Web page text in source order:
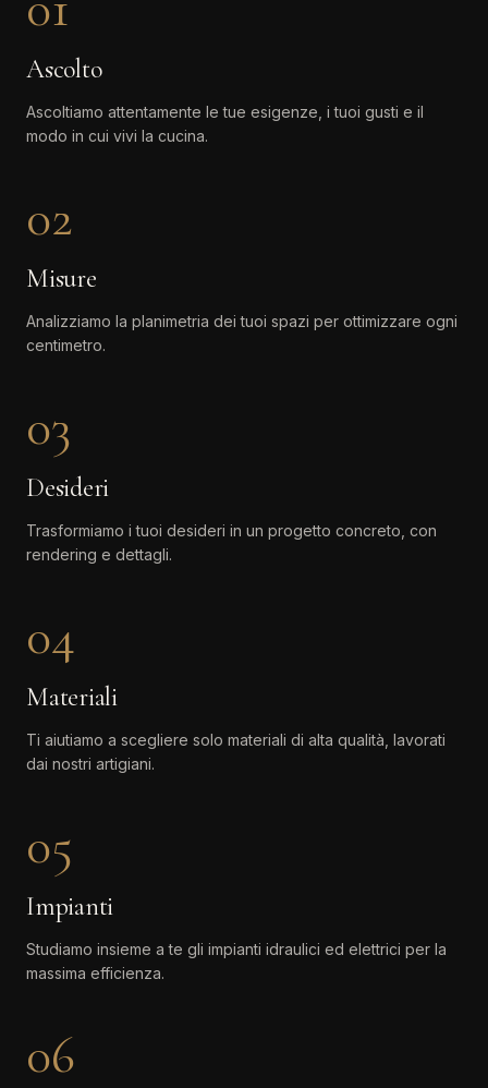
Ascolto
Ascoltiamo attentamente le tue esigenze, i tuoi gusti e il
modo in cui vivi la cucina.
02
Misure
Analizziamo la planimetria dei tuoi spazi per ottimizzare ogni
centimetro.
03
Desideri
Trasformiamo i tuoi desideri in un progetto concreto, con
rendering e dettagli.
04
Materiali
Ti aiutiamo a scegliere solo materiali di alta qualità, lavorati
dai nostri artigiani.
05
Impianti
Studiamo insieme a te gli impianti idraulici ed elettrici per la
massima efficienza.
06